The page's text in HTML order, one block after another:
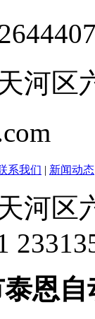
河区
系我们 | 新闻动态
河区
恩